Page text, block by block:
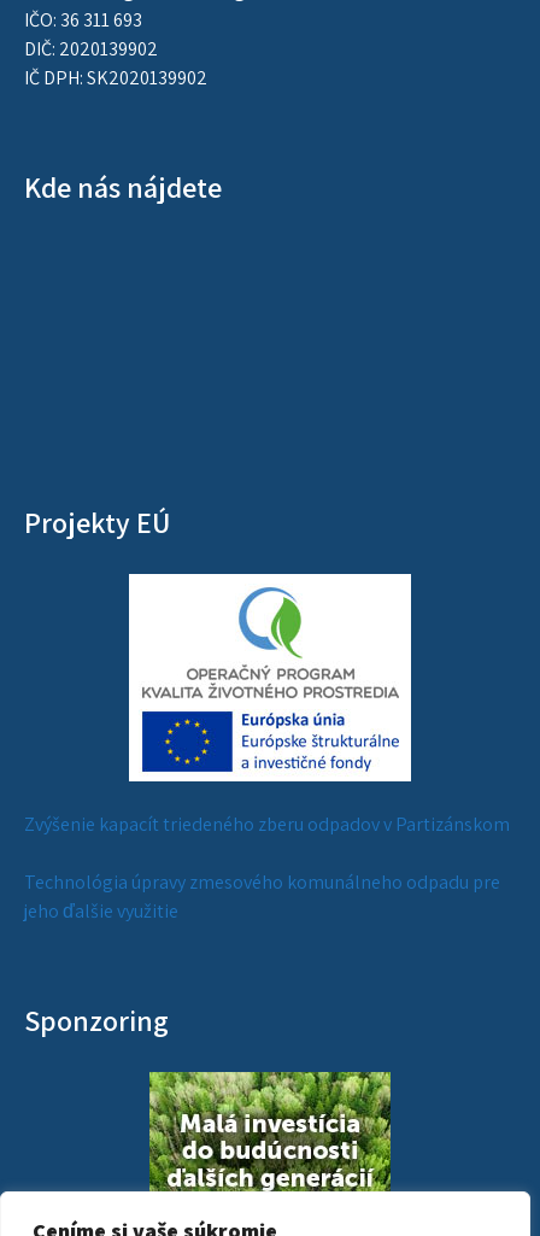
IČO: 36 311 693
DIČ: 2020139902
IČ DPH: SK2020139902
Kde nás nájdete
Projekty EÚ
Zvýšenie kapacít triedeného zberu odpadov v Partizánskom
Technológia úpravy zmesového komunálneho odpadu pre
jeho ďalšie využitie
Sponzoring